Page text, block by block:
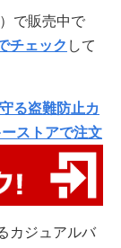
）で販売中で
チェック して
る盗難防止カ
ストアで注文
カジュアルバ